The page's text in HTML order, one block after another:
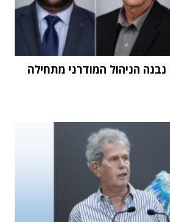
הניהול המודרני מתחילה